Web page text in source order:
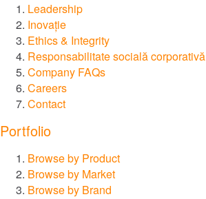
Leadership
Inovație
Ethics & Integrity
Responsabilitate socială corporativă
Company FAQs
Careers
Contact
Portfolio
Browse by Product
Browse by Market
Browse by Brand